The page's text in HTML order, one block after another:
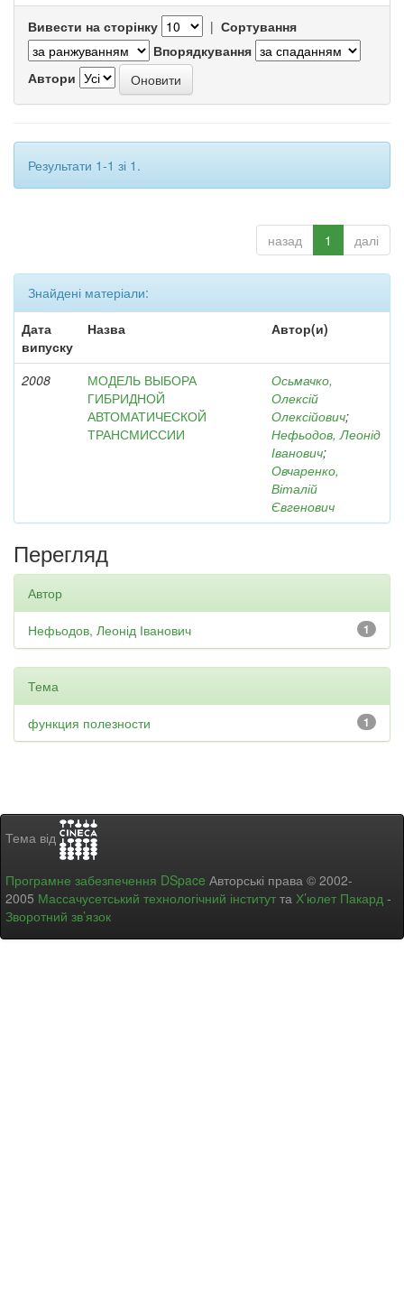
Вивести на сторінку | Сортування
Впорядкування
Автори
Результати 1-1 зі 1.
назад 1 далі
Знайдені матеріали:
Дата
випуску
Назва Автор(и)
2008
МОДЕЛЬ ВЫБОРА
ГИБРИДНОЙ
АВТОМАТИЧЕСКОЙ
ТРАНСМИССИИ
Осьмачко,
Олексій
Олексійович;
Нефьодов, Леонід
Іванович;
Овчаренко,
Віталій
Євгенович
Перегляд
Автор
1
Нефьодов, Леонід Іванович
Тема
1
функция полезности
Тема від
Програмне забезпечення DSpace Авторські права © 2002-
2005 Массачусетський технологічний інститут та Х’юлет Пакард -
Зворотний зв’язок